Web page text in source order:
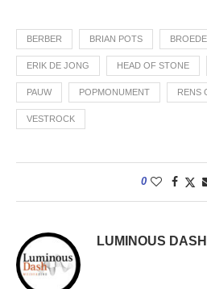
BERBER BRIAN POTS
ERIK DE JONG HEAD OF STONE
PAUW POPMONUMENT RENS
VESTROCK
0
LUMINOUS DASH